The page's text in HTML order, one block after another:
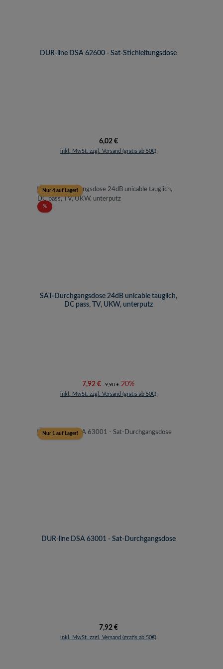
DUR-line DSA 62600 - Sat-Stichleitungsdose
Regulärer Preis:
6,02 €
inkl. MwSt. zzgl. Versand (gratis ab 50€)
Nur 4 auf Lager!
%Rabatt
SAT-Durchgangsdose 24dB unicable tauglich,
DC pass, TV, UKW, unterputz
Verkaufspreis:
7,92 € Regulärer Preis:
9,90 € 20%
inkl. MwSt. zzgl. Versand (gratis ab 50€)
Nur 1 auf Lager!
DUR-line DSA 63001 - Sat-Durchgangsdose
Regulärer Preis:
7,92 €
inkl. MwSt. zzgl. Versand (gratis ab 50€)